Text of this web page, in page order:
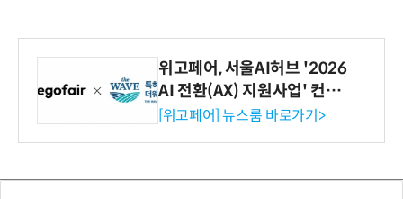
위고페어, 서울AI허브 '2026
AI 전환(AX) 지원사업' 컨소
시엄 선정
[위고페어] 뉴스룸 바로가기>